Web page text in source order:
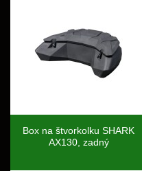
Box na štvorkolku SHARK
AX130, zadný